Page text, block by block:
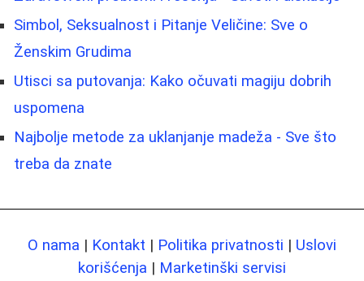
Simbol, Seksualnost i Pitanje Veličine: Sve o
Ženskim Grudima
Utisci sa putovanja: Kako očuvati magiju dobrih
uspomena
Najbolje metode za uklanjanje madeža - Sve što
treba da znate
O nama | Kontakt | Politika privatnosti | Uslovi
korišćenja | Marketinški servisi